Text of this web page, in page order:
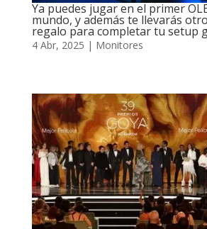
Ya puedes jugar en el primer
mundo, y además te llevarás
regalo para completar tu setup
4 Abr, 2025 | Monitores